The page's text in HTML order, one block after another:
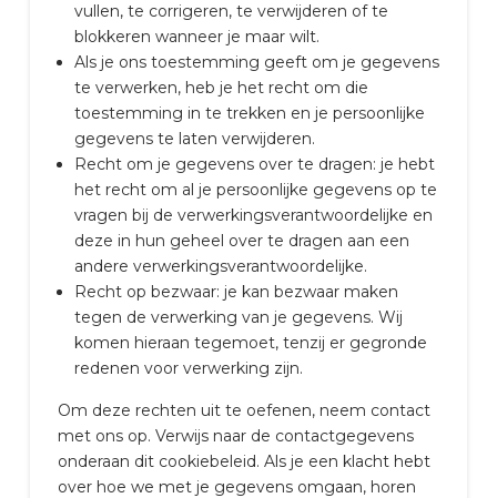
vullen, te corrigeren, te verwijderen of te
blokkeren wanneer je maar wilt.
Als je ons toestemming geeft om je gegevens
te verwerken, heb je het recht om die
toestemming in te trekken en je persoonlijke
gegevens te laten verwijderen.
Recht om je gegevens over te dragen: je hebt
het recht om al je persoonlijke gegevens op te
vragen bij de verwerkingsverantwoordelijke en
deze in hun geheel over te dragen aan een
andere verwerkingsverantwoordelijke.
Recht op bezwaar: je kan bezwaar maken
tegen de verwerking van je gegevens. Wij
komen hieraan tegemoet, tenzij er gegronde
redenen voor verwerking zijn.
Om deze rechten uit te oefenen, neem contact
met ons op. Verwijs naar de contactgegevens
onderaan dit cookiebeleid. Als je een klacht hebt
over hoe we met je gegevens omgaan, horen